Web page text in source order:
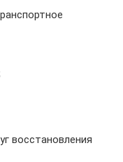
восстановления